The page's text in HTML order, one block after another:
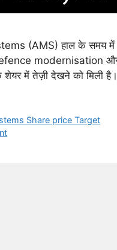
(AMS) हाल के समय में
modernisation
में तेज़ी देखने को मिली है।
Share price Target